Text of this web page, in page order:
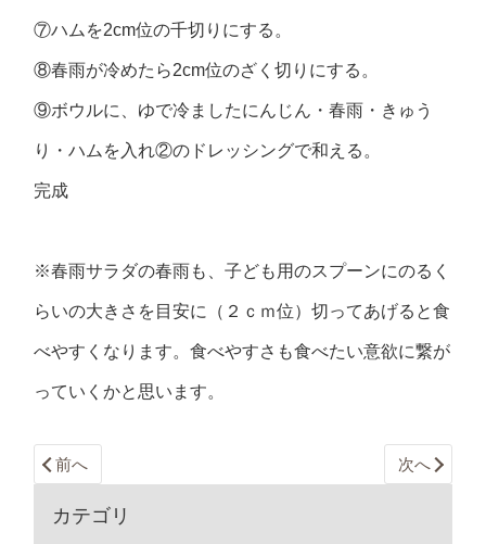
⑦ハムを2cm位の千切りにする。
⑧春雨が冷めたら2cm位のざく切りにする。
⑨ボウルに、ゆで冷ましたにんじん・春雨・きゅう
り・ハムを入れ②のドレッシングで和える。
完成
※春雨サラダの春雨も、子ども用のスプーンにのるく
らいの大きさを目安に（２ｃｍ位）切ってあげると食
べやすくなります。食べやすさも食べたい意欲に繋が
っていくかと思います。
前へ 次へ
カテゴリ